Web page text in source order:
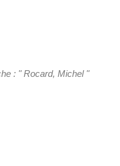
: " Rocard, Michel "